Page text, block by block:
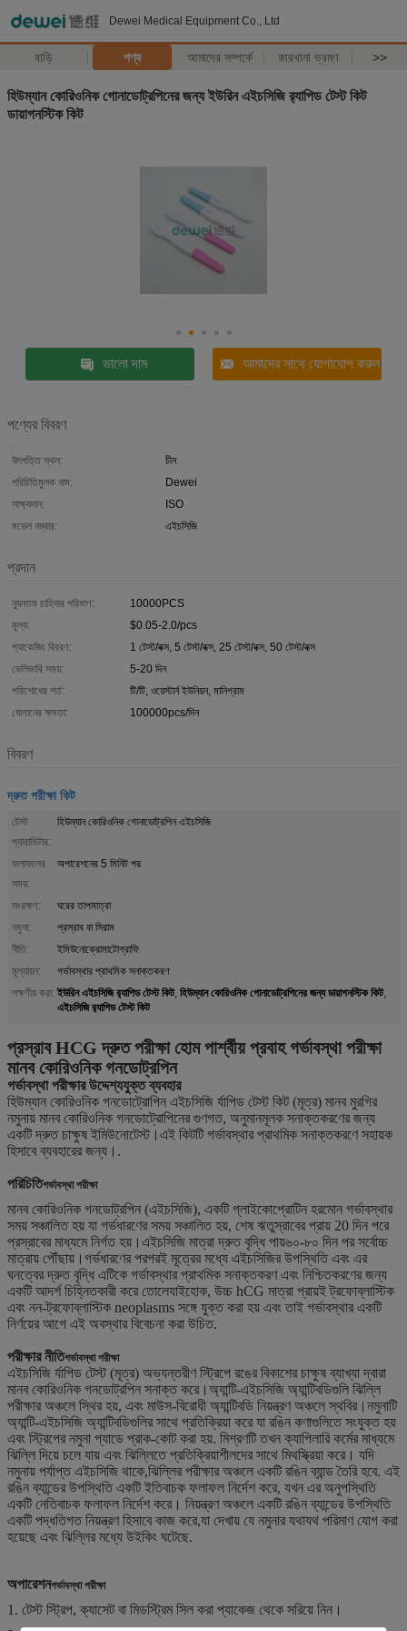
Dewei Medical Equipment Co., Ltd
বাড়ি পণ্য আমাদের সম্পর্কে কারখানা ভ্রমণ >>
হিউম্যান কোরিওনিক গোনাডোট্রপিনের জন্য ইউরিন এইচসিজি র‌্যাপিড টেস্ট কিট
ডায়াগনস্টিক কিট
ভালো দাম আমাদের সাথে যোগাযোগ করুন
পণ্যের বিবরণ
উৎপত্তি স্থল:
চীন
পরিচিতিমুলক নাম:
Dewei
সাক্ষ্যদান:
ISO
মডেল নম্বার:
এইচসিজি
প্রদান
ন্যূনতম চাহিদার পরিমাণ:
10000PCS
মূল্য:
$0.05-2.0/pcs
প্যাকেজিং বিবরণ:
1 টেস্ট/বক্স, 5 টেস্ট/বক্স, 25 টেস্ট/বক্স, 50 টেস্ট/বক্স
ডেলিভারি সময়:
5-20 দিন
পরিশোধের শর্ত:
টি/টি, ওয়েস্টার্ন ইউনিয়ন, মানিগ্রাম
যোগানের ক্ষমতা:
100000pcs/দিন
বিবরণ
দ্রুত পরীক্ষা কিট
টেস্ট
প্যারামিটার:
হিউম্যান কোরিওনিক গোনাডোট্রপিন এইচসিজি
ফলাফলের
সময়:
অপারেশনের 5 মিনিট পর
সংরক্ষণ:
ঘরের তাপমাত্রা
নমুনা:
প্রস্রাব বা সিরাম
নীতি:
ইমিউনোক্রোমাটোগ্রাফি
মূল্যায়ন:
গর্ভাবস্থার প্রাথমিক সনাক্তকরণ
লক্ষণীয় করা: ইউরিন এইচসিজি র‍্যাপিড টেস্ট কিট, হিউম্যান কোরিওনিক গোনাডোট্রপিনের জন্য ডায়াগনস্টিক কিট,
এইচসিজি র‍্যাপিড টেস্ট কিট
প্রস্রাব HCG দ্রুত পরীক্ষা হোম পার্শ্বীয় প্রবাহ গর্ভাবস্থা পরীক্ষা
মানব কোরিওনিক গনডোট্রপিন
গর্ভাবস্থা পরীক্ষার উদ্দেশ্যযুক্ত ব্যবহার
হিউম্যান কোরিওনিক গনডোট্রোপিন এইচসিজি র্যাপিড টেস্ট কিট (মূত্র) মানব মুরগির
নমুনায় মানব কোরিওনিক গনডোট্রোপিনের গুণগত, অনুমানমূলক সনাক্তকরণের জন্য
একটি দ্রুত চাক্ষুষ ইমিউনোটেস্ট।এই কিটটি গর্ভাবস্থার প্রাথমিক সনাক্তকরণে সহায়ক
হিসাবে ব্যবহারের জন্য।.
পরিচিতিগর্ভাবস্থা পরীক্ষা
মানব কোরিওনিক গনডোট্রপিন (এইচসিজি), একটি গ্লাইকোপ্রোটিন হরমোন গর্ভাবস্থার
সময় সঞ্চালিত হয় যা গর্ভধারণের সময় সঞ্চালিত হয়, শেষ ঋতুস্রাবের প্রায় 20 দিন পরে
প্রস্রাবের মাধ্যমে নির্গত হয়।এইচসিজি মাত্রা দ্রুত বৃদ্ধি পায়৬০-৮০ দিন পর সর্বোচ্চ
মাত্রায় পৌঁছায়।গর্ভধারণের পরপরই মূত্রের মধ্যে এইচসিজির উপস্থিতি এবং এর
ঘনত্বের দ্রুত বৃদ্ধি এটিকে গর্ভাবস্থার প্রাথমিক সনাক্তকরণ এবং নিশ্চিতকরণের জন্য
একটি আদর্শ চিহ্নিতকারী করে তোলেযাইহোক, উচ্চ hCG মাত্রা প্রায়ই ট্রফোব্লাস্টিক
এবং নন-ট্রফোব্লাস্টিক neoplasms সঙ্গে যুক্ত করা হয় এবং তাই গর্ভাবস্থার একটি
নির্ণয়ের আগে এই অবস্থার বিবেচনা করা উচিত.
পরীক্ষার নীতিগর্ভাবস্থা পরীক্ষা
এইচসিজি র্যাপিড টেস্ট (মূত্র) অভ্যন্তরীণ স্ট্রিপে রঙের বিকাশের চাক্ষুষ ব্যাখ্যা দ্বারা
মানব কোরিওনিক গনডোট্রপিন সনাক্ত করে।অ্যান্টি-এইচসিজি অ্যান্টিবডিগুলি ঝিল্লি
পরীক্ষার অঞ্চলে স্থির হয়, এবং মাউস-বিরোধী অ্যান্টিবডি নিয়ন্ত্রণ অঞ্চলে স্থবির।নমুনাটি
অ্যান্টি-এইচসিজি অ্যান্টিবডিগুলির সাথে প্রতিক্রিয়া করে যা রঙিন কণাগুলিতে সংযুক্ত হয়
এবং স্ট্রিপের নমুনা প্যাডে প্রাক-কোট করা হয়. মিশ্রণটি তখন ক্যাপিলারি কর্মের মাধ্যমে
ঝিল্লি দিয়ে চলে যায় এবং ঝিল্লিতে প্রতিক্রিয়াশীলদের সাথে মিথস্ক্রিয়া করে। যদি
নমুনায় পর্যাপ্ত এইচসিজি থাকে,ঝিল্লির পরীক্ষার অঞ্চলে একটি রঙিন ব্যান্ড তৈরি হবে. এই
রঙিন ব্যান্ডের উপস্থিতি একটি ইতিবাচক ফলাফল নির্দেশ করে, যখন এর অনুপস্থিতি
একটি নেতিবাচক ফলাফল নির্দেশ করে। নিয়ন্ত্রণ অঞ্চলে একটি রঙিন ব্যান্ডের উপস্থিতি
একটি পদ্ধতিগত নিয়ন্ত্রণ হিসাবে কাজ করে,যা দেখায় যে নমুনার যথাযথ পরিমাণ যোগ করা
হয়েছে এবং ঝিল্লির মধ্যে উইকিং ঘটেছে.
অপারেশনগর্ভাবস্থা পরীক্ষা
1. টেস্ট স্ট্রিপ, ক্যাসেট বা মিডস্ট্রিম সিল করা প্যাকেজ থেকে সরিয়ে নিন।